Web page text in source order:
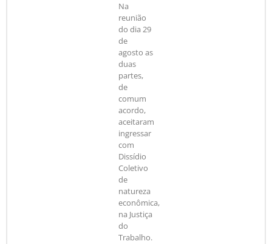
Na
reunião
do dia 29
de
agosto as
duas
partes,
de
comum
acordo,
aceitaram
ingressar
com
Dissídio
Coletivo
de
natureza
econômica,
na Justiça
do
Trabalho.